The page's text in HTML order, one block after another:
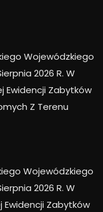
Wojewódzkiego
2026 R. W
Ewidencji Zabytków
Z Terenu
Wojewódzkiego
2026 R. W
Ewidencji Zabytków